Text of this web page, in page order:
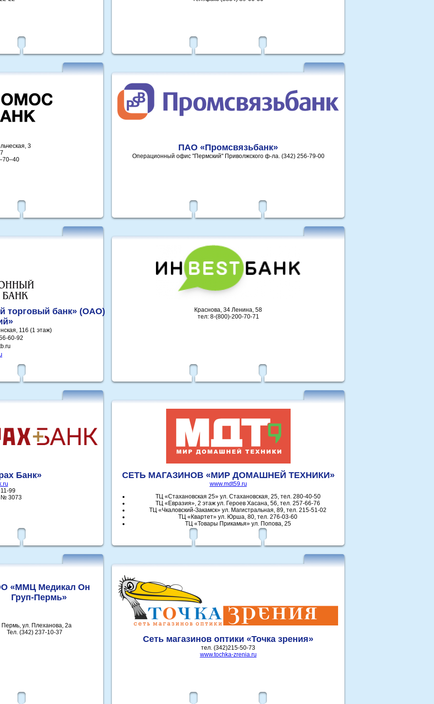
3
ПАО «Промсвязьбанк»
Операционный офис "Пермский" Приволжского ф-ла. (342) 256-79-00
торговый банк» (ОАО)
116 (1 этаж)
60-92
Краснова, 34 Ленина, 58
тел: 8-(800)-200-70-71
Банк»
99
№ 3073
СЕТЬ МАГАЗИНОВ «МИР ДОМАШНЕЙ ТЕХНИКИ»
www.mdt59.ru
ТЦ «Стахановская 25» ул. Стахановская, 25, тел. 280-40-50
ТЦ «Евразия», 2 этаж ул. Героев Хасана, 56, тел. 257-66-76
ТЦ «Чкаловский-Закамск» ул. Магистральная, 89, тел. 215-51-02
ТЦ «Квартет» ул. Юрша, 80, тел. 276-03-60
ТЦ «Товары Прикамья» ул. Попова, 25
«ММЦ Медикал Он
Груп-Пермь»
Пермь, ул. Плеханова, 2а
Тел. (342) 237-10-37
Сеть магазинов оптики «Точка зрения»
тел. (342)215-50-73
www.tochka-zrenia.ru